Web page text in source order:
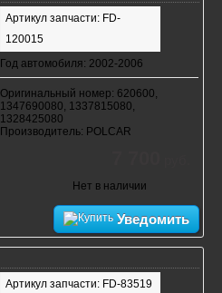
Артикул запчасти: FD-
120015
Год автомобиля: 2002-2006
Оригинальный номер: 620600,
1347690080, 1337815080,
1328425080
Производитель: POLCAR
Нет в наличии
Уведомить
Артикул запчасти: FD-83519